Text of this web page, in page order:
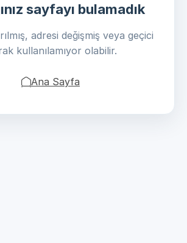
sayfayı bulamadık
adresi değişmiş veya geçici
kullanılamıyor olabilir.
Ana Sayfa